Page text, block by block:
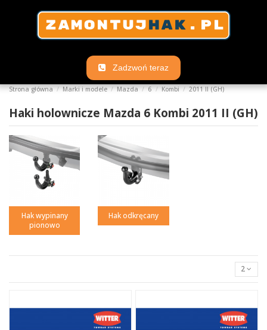
Zadzwoń teraz
Strona główna Marki i modele Mazda 6 Kombi 2011 II (GH)
Haki holownicze Mazda 6 Kombi 2011 II (GH)
Hak wypinany
pionowo
Hak odkręcany
2